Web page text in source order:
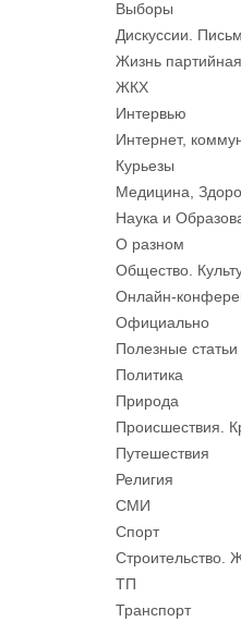
Выборы
Дискуссии.
Жизнь партийная
ЖКХ
Интервью
Интернет,
Курьезы
Медицина,
Наука и
О разном
Общество.
Онлайн-
Официально
Полезные статьи
Политика
Природа
Происшествия.
Путешествия
Религия
СМИ
Спорт
Строительство.
ТП
Транспорт